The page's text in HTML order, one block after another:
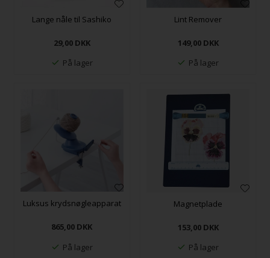
Lange nåle til Sashiko
29,00 DKK
På lager
Lint Remover
149,00 DKK
På lager
Luksus krydsnøgleapparat
865,00 DKK
På lager
Magnetplade
153,00 DKK
På lager